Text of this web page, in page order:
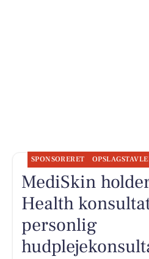
SPONSORERET
MediSkin
Health
personlig